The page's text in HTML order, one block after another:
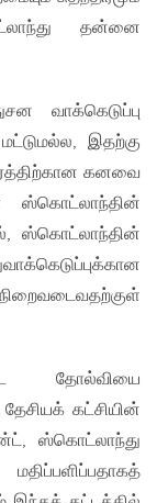
தன்னை
வாக்கெடுப்பு
இதற்கு
கனவை
ஸ்கொட்லாந்தின்
தோல்வியை
கட்சியின்
ஸ்கொட்லாந்து